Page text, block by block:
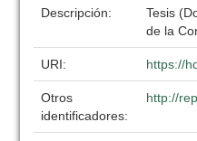
Descripción:
Tesis
de la
URI: https://
Otros
identificadores:
http://